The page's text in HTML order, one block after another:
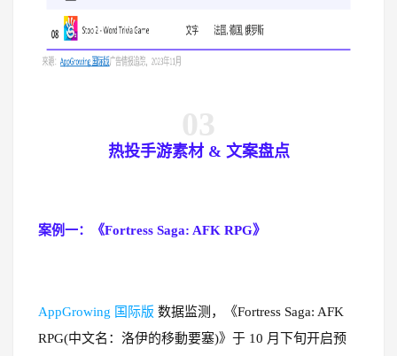
热投手游素材 & 文案盘点
案例一：《Fortress Saga: AFK RPG》
AppGrowing 国际版 数据监测，《Fortress Saga: AFK
RPG(中文名：洛伊的移動要塞)》于 10 月下旬开启预